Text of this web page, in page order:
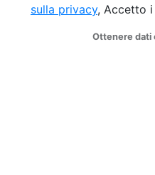
sulla privacy, Accetto
Ottenere dati